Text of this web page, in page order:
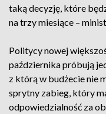
taką decyzję, które
na trzy miesiące –
Politycy nowej
października próbują
z którą w budżecie nie
sprytny zabieg, który
odpowiedzialność za